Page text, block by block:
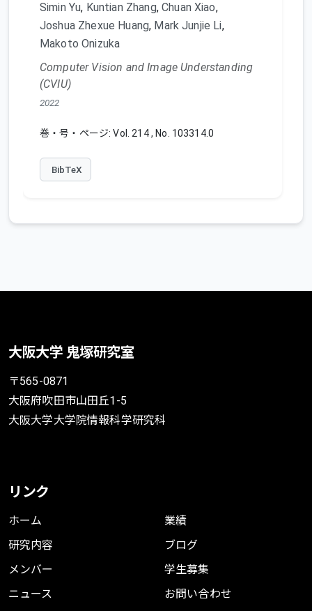
Simin Yu, Kuntian Zhang,Chuan Xiao,
Joshua Zhexue Huang, Mark Junjie Li,
Makoto Onizuka
Computer Vision and Image Understanding
(CVIU)
2022
巻・号・ページ: Vol. 214 , No. 103314.0
BibTeX
大阪大学 鬼塚研究室
〒565-0871
大阪府吹田市山田丘1-5
大阪大学大学院情報科学研究科
リンク
ホーム
研究内容
メンバー
ニュース
業績
ブログ
学生募集
お問い合わせ